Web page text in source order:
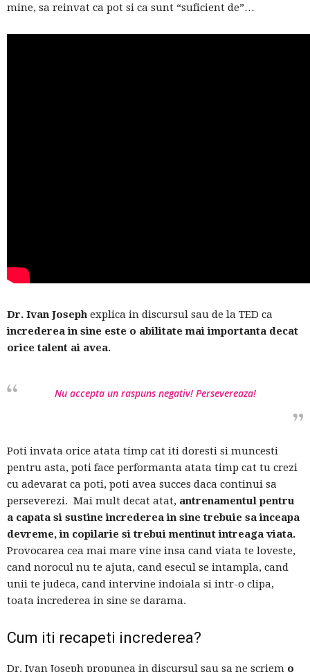
mine, sa reinvat ca pot si ca sunt “suficient de”…
Dr. Ivan Joseph explica in discursul sau de la TED ca
increderea in sine este o abilitate mai importanta decat
orice talent ai avea.
Nu accepta un raspuns negativ! Persevereaza!
Poti invata orice atata timp cat iti doresti si muncesti
pentru asta, poti face performanta atata timp cat tu crezi
cu adevarat ca poti, poti avea succes daca continui sa
perseverezi. Mai mult decat atat, antrenamentul pentru
a capata si sustine increderea in sine trebuie sa inceapa
devreme, in copilarie si trebui mentinut intreaga viata.
Provocarea cea mai mare vine insa cand viata te loveste,
cand norocul nu te ajuta, cand esecul se intampla, cand
unii te judeca, cand intervine indoiala si intr-o clipa,
toata increderea in sine se darama.
Cum iti recapeti increderea?
Dr. Ivan Joseph propunea in discursul sau sa ne scriem o